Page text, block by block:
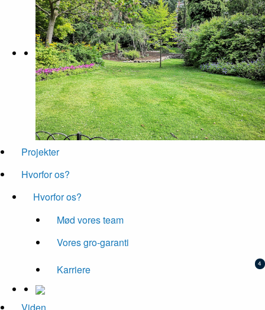
Projekter
Hvorfor os?
Hvorfor os?
Mød vores team
Vores gro-garanti
Karriere
Viden